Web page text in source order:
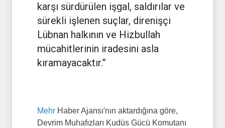
karşı sürdürülen işgal, saldırılar ve
sürekli işlenen suçlar, direnişçi
Lübnan halkının ve Hizbullah
mücahitlerinin iradesini asla
kıramayacaktır.”
Mehr Haber Ajansı'nın aktardığına göre,
Devrim Muhafızları Kudüs Gücü Komutanı